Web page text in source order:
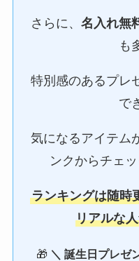
さらに、 名入れ無
も
特別感のあるプレ
で
気になるアイテム
ンクからチェ
ランキングは随時
リアルな
🎁 ＼ 誕生日プレゼ